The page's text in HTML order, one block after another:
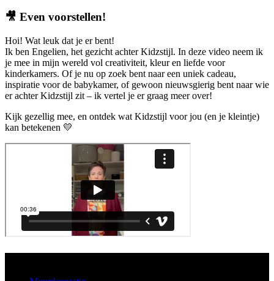
🎥 Even voorstellen!
Hoi! Wat leuk dat je er bent!
Ik ben Engelien, het gezicht achter Kidzstijl. In deze video neem ik
je mee in mijn wereld vol creativiteit, kleur en liefde voor
kinderkamers. Of je nu op zoek bent naar een uniek cadeau,
inspiratie voor de babykamer, of gewoon nieuwsgierig bent naar wie
er achter Kidzstijl zit – ik vertel je er graag meer over!
Kijk gezellig mee, en ontdek wat Kidzstijl voor jou (en je kleintje)
kan betekenen 💛